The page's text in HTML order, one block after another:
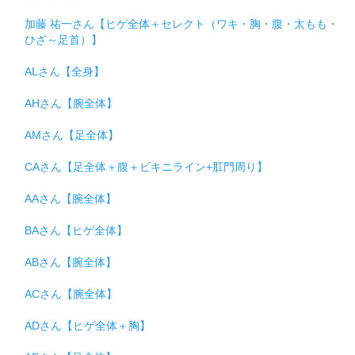
加藤 祐一さん【ヒゲ全体＋セレクト（ワキ・胸・腹・太もも・
ひざ～足首）】
ALさん【全身】
AHさん【腕全体】
AMさん【足全体】
CAさん【足全体＋腹＋ビキニライン+肛門周り】
AAさん【腕全体】
BAさん【ヒゲ全体】
ABさん【腕全体】
ACさん【腕全体】
ADさん【ヒゲ全体＋胸】